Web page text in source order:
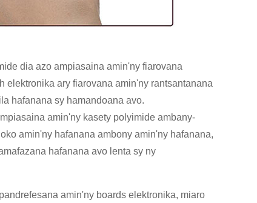
dia azo ampiasaina amin'ny fiarovana
elektronika ary fiarovana amin'ny rantsantanana
hafanana sy hamandoana avo.
amin'ny kasety polyimide ambany-
amin'ny hafanana ambony amin'ny hafanana,
hafanana avo lenta sy ny
amin'ny boards elektronika, miaro